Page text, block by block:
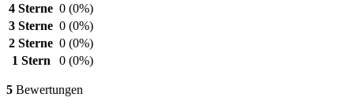
4 Sterne 0 (0%)
3 Sterne 0 (0%)
2 Sterne 0 (0%)
1 Stern
0 (0%)
5 Bewertungen